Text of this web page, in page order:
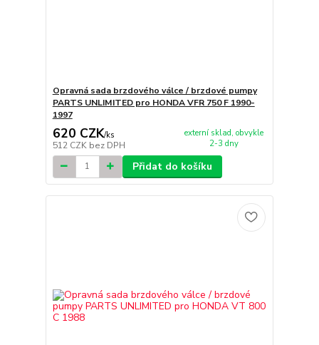
Opravná sada brzdového válce / brzdové pumpy
PARTS UNLIMITED pro HONDA VFR 750 F 1990-
1997
620 CZK/ks
512 CZK bez DPH
externí sklad, obvykle
2-3 dny
Přidat do košíku